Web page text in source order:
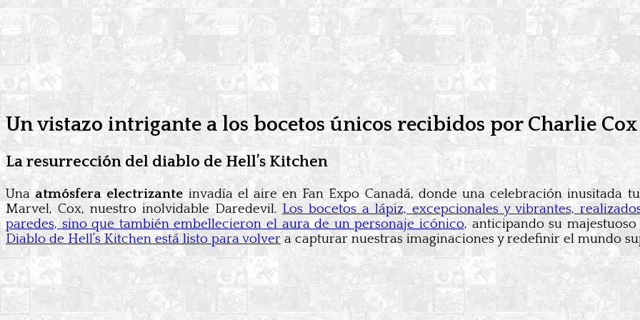
Un vistazo intrigante a los bocetos únicos recibidos por Charlie
La resurrección del diablo de Hell’s Kitchen
Una atmósfera electrizante invadía el aire en Fan Expo Canadá, donde una celebración inusitada
Marvel, Cox, nuestro inolvidable Daredevil. Los bocetos a lápiz, excepcionales y vibrantes,
paredes, sino que también embellecieron el aura de un personaje icónico,anticipando su
Diablo de Hell’s Kitchen está listo para volvera capturar nuestras imaginaciones y redefinir el mundo